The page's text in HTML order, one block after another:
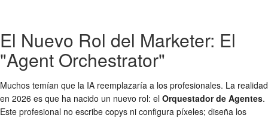
El Nuevo Rol del Marketer: El
"Agent Orchestrator"
Muchos temían que la IA reemplazaría a los profesionales. La realidad
en 2026 es que ha nacido un nuevo rol: el Orquestador de Agentes.
Este profesional no escribe copys ni configura píxeles; diseña los